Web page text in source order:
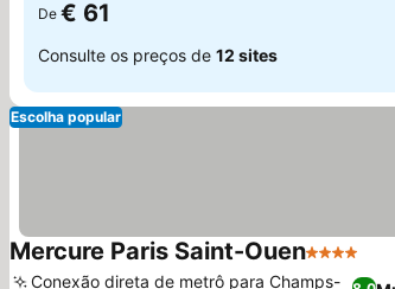
De € 61
Consulte os preços de 12 sites
Escolha popular
Mercure Paris Saint-Ouen4 Estrelas
Conexão direta de metrô para Champs-